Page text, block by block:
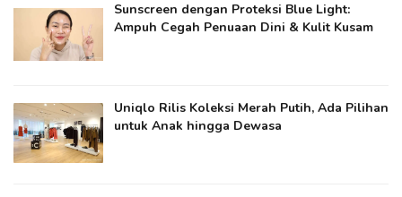
Sunscreen dengan Proteksi Blue Light:
Ampuh Cegah Penuaan Dini & Kulit Kusam
Uniqlo Rilis Koleksi Merah Putih, Ada Pilihan
untuk Anak hingga Dewasa